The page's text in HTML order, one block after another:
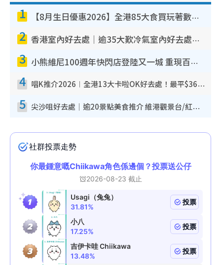
1 【8月生日優惠2026】全港85大食買玩著數攻略 自助餐/火鍋放題同行免費＋誠品/DONKI送現金券
2 香港室內好去處｜逾35大歎冷氣室內好去處推介 室內活動免費避雨無懼落雨
3 小熊維尼100週年快閃店登陸又一城 重現百畝森林經典場景／獨家限定盲盒登場／專屬DIY香水
4 唱K推介2026︱全港13大卡啦OK好去處！最平$36起 日文K都有！(附地址+收費詳情)
5 尖沙咀好去處｜逾20景點美食推介 維港觀景台/紅磚古蹟/九龍公園/室內遊樂場